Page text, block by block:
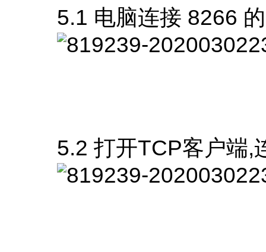
5.1 电脑连接 8266
5.2 打开TCP客户端,